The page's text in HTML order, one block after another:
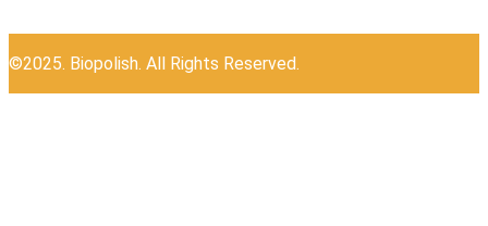
©2025. Biopolish. All Rights Reserved.